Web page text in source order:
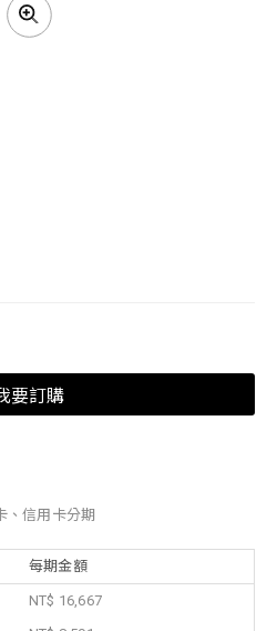
要訂購
、信用卡分期
每期金額
NT$ 16,667